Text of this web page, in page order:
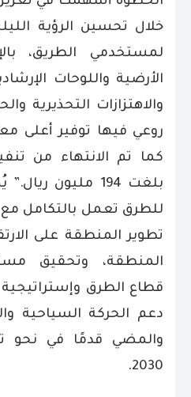
خلال تحسين الرؤية
لمستخدمي الطريق،
الأرضية واللوحات
والاهتزازات التحذيرية
روعي فيها توفير أعلى
بلغت 194 مليون ريال.”
للطرق تعمل بالتكامل مع
تطوير المنطقة على
المنطقة، وتحقيق
قطاع الطرق
دعم الحركة السياحية
والمضي قدمًا في نحو
2030.